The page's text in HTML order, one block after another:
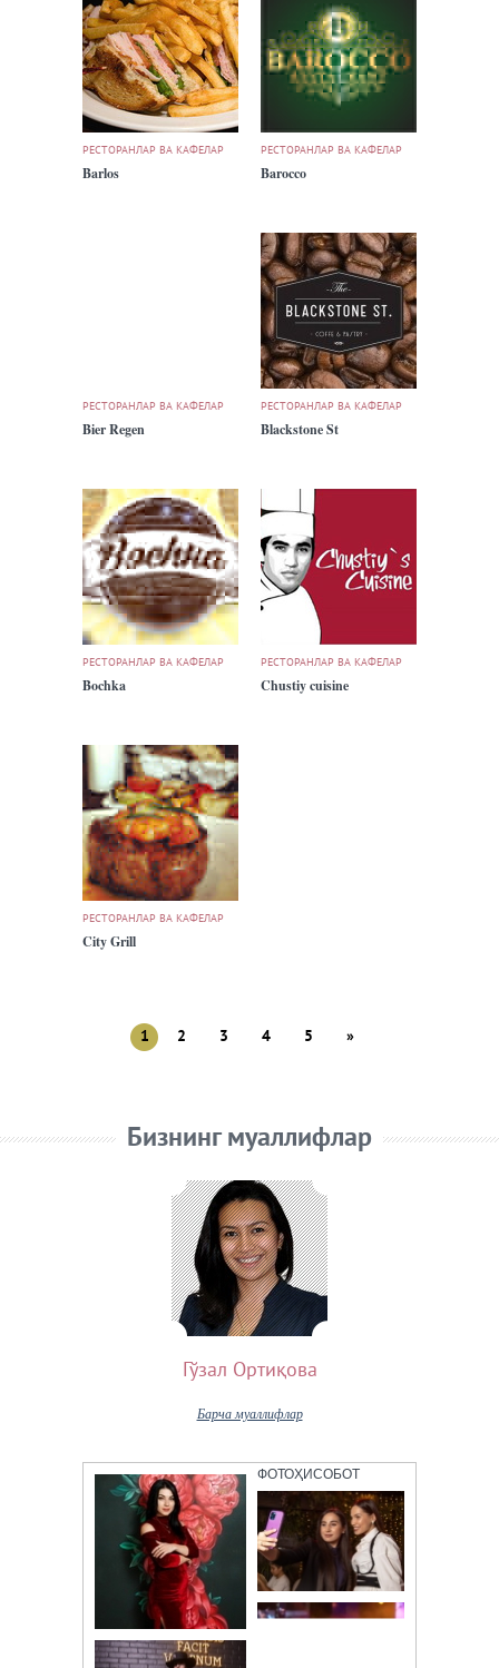
РЕСТОРАНЛАР ВА КАФЕЛАР
Barlos
РЕСТОРАНЛАР ВА КАФЕЛАР
Barocco
РЕСТОРАНЛАР ВА КАФЕЛАР
Bier Regen
РЕСТОРАНЛАР ВА КАФЕЛАР
Blackstone St
РЕСТОРАНЛАР ВА КАФЕЛАР
Bochka
РЕСТОРАНЛАР ВА КАФЕЛАР
Chustiy cuisine
РЕСТОРАНЛАР ВА КАФЕЛАР
City Grill
1 2 3 4 5 »
Бизнинг муаллифлар
Гўзал Ортиқова
Барча муаллифлар
ФОТОҲИСОБОТ